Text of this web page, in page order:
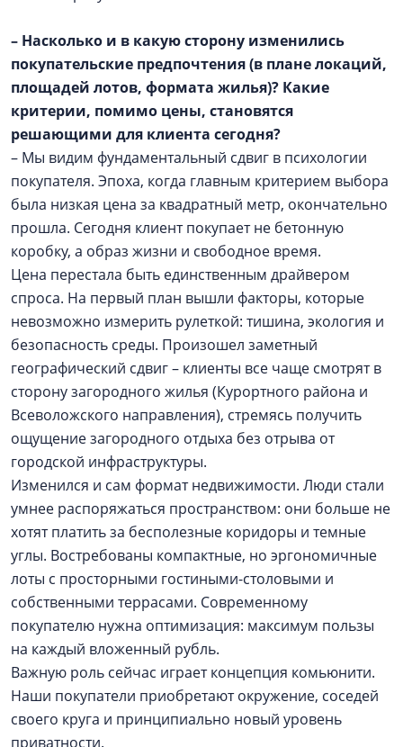
– Насколько и в какую сторону изменились
покупательские предпочтения (в плане локаций,
площадей лотов, формата жилья)? Какие
критерии, помимо цены, становятся
решающими для клиента сегодня?
– Мы видим фундаментальный сдвиг в психологии
покупателя. Эпоха, когда главным критерием выбора
была низкая цена за квадратный метр, окончательно
прошла. Сегодня клиент покупает не бетонную
коробку, а образ жизни и свободное время.
Цена перестала быть единственным драйвером
спроса. На первый план вышли факторы, которые
невозможно измерить рулеткой: тишина, экология и
безопасность среды. Произошел заметный
географический сдвиг – клиенты все чаще смотрят в
сторону загородного жилья (Курортного района и
Всеволожского направления), стремясь получить
ощущение загородного отдыха без отрыва от
городской инфраструктуры.
Изменился и сам формат недвижимости. Люди стали
умнее распоряжаться пространством: они больше не
хотят платить за бесполезные коридоры и темные
углы. Востребованы компактные, но эргономичные
лоты с просторными гостиными-столовыми и
собственными террасами. Современному
покупателю нужна оптимизация: максимум пользы
на каждый вложенный рубль.
Важную роль сейчас играет концепция комьюнити.
Наши покупатели приобретают окружение, соседей
своего круга и принципиально новый уровень
приватности.